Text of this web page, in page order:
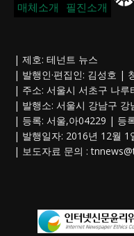
매체소개 필진소개
| 제호: 테넌트 뉴스
| 발행인·편집인: 김성호 |
| 주소: 서울시 서초구 나루
| 발행소: 서울시 강남구
| 등록: 서울,아04229 | 등
| 발행일자: 2016년 12월
| 보도자료 문의 :